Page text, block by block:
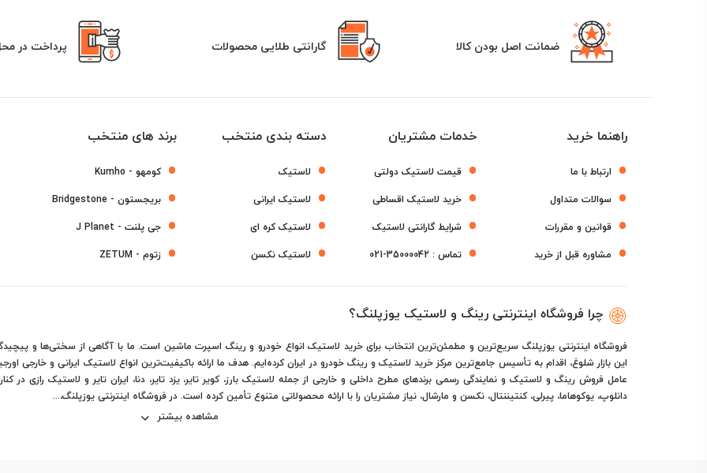
ضمانت اصل بودن کالا گارانتی طلایی محصولات پرداخت در
راهنما خرید
ارتباط با ما
سوالات متداول
قوانین و مقررات
مشاوره قبل از خرید
خدمات مشتریان
قیمت لاستیک دولتی
خرید لاستیک اقساطی
شرایط گارانتی لاستیک
تماس :021-35000042
دسته بندی منتخب
لاستیک
لاستیک ایرانی
لاستیک کره ای
لاستیک نکسن
برند های منتخب
کومهو - Kumho
بریجستون - Bridgestone
جی پلنت - J Planet
زتوم - ZETUM
چرا فروشگاه اینترنتی رینگ و لاستیک یوزپلنگ؟
فروشگاه اینترنتی یوزپلنگ سریع‌ترین و مطمئن‌ترین انتخاب برای خرید لاستیک انواع خودرو و رینگ اسپرت ماشین است. ما با آگاهی از سختی‌ها و
این بازار شلوغ، اقدام به تأسیس جامع‌ترین مرکز خرید لاستیک و رینگ خودرو در ایران کرده‌ایم. هدف ما ارائه باکیفیت‌ترین انواع لاستیک ایرانی و خارجی
عامل فروش رینگ و لاستیک و نمایندگی رسمی برندهای مطرح داخلی و خارجی از جمله لاستیک بارز، کویر تایر، یزد تایر، دنا، ایران تایر و لاستیک رازی در
دانلوپ، یوکوهاما، پیرلی، کنتیننتال، نکسن و مارشال، نیاز مشتریان را با ارائه محصولاتی متنوع تأمین کرده است. در فروشگاه اینترنتی یوزپلنگ،...
مشاهده بیشتر